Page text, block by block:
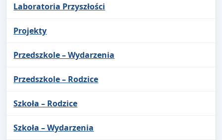
Laboratoria Przyszłości
Projekty
Przedszkole – Wydarzenia
Przedszkole – Rodzice
Szkoła – Rodzice
Szkoła – Wydarzenia